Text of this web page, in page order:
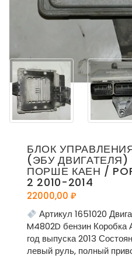
БЛОК
(ЭБУ ДВИГАТЕЛЯ)
ПОРШЕ КАЕН /
2 2010-2014
22000,00 ₽
Артикул 1651020
M4802D бензин
год выпуска 2013
левый руль, полный